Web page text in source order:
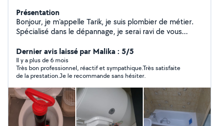
Présentation
Bonjour, je m'appelle Tarik, je suis plombier de métier.
Spécialisé dans le dépannage, je serai ravi de vous
je me déplace rapidement à la demande. N'hésitez pas
à me contacter, devis gratuit.
Dernier avis laissé par Malika : 5/5
Il y a plus de 6 mois
Très bon professionnel, réactif et sympathique.Très satisfaite
de la prestation.Je le recommande sans hésiter.